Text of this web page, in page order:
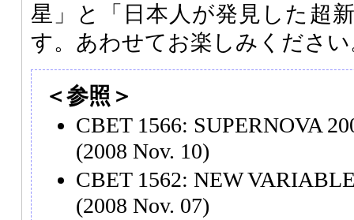
星」と「日本人が発見した超
す。あわせてお楽しみくださ
＜参照＞
CBET 1566: SUPERNOVA
(2008 Nov. 10)
CBET 1562: NEW
(2008 Nov. 07)